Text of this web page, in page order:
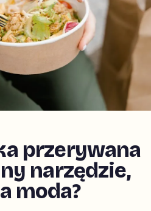
przerywana
narzędzie,
moda?